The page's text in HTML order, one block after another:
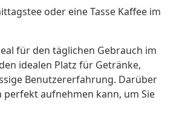
oder eine Tasse Kaffee im
für den täglichen Gebrauch im
idealen Platz für Getränke,
Benutzererfahrung. Darüber
aufnehmen kann, um Sie